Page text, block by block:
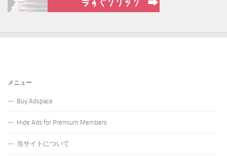
メニュー
Buy Adspace
Hide Ads for Premium Members
当サイトについて